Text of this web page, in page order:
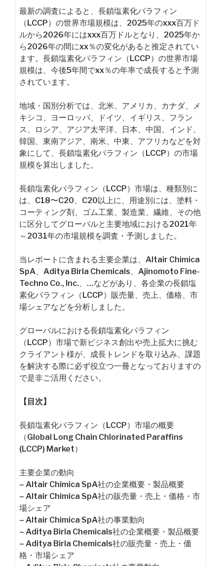
最新の調査によると、長鎖塩素化パラフィン
（LCCP）の世界市場規模は、2025年のxxx百万ド
ルから2026年にはxxx百万ドルとなり、2025年か
ら2026年の間にxx％の変化があると推定されてい
ます。長鎖塩素化パラフィン（LCCP）の世界市場
規模は、今後5年間でxx％の年率で成長すると予測
されています。
地域・国別分析では、北米、アメリカ、カナダ、メ
キシコ、ヨーロッパ、ドイツ、イギリス、フラン
ス、ロシア、アジア太平洋、日本、中国、インド、
韓国、東南アジア、南米、中東、アフリカなどを対
象にして、長鎖塩素化パラフィン（LCCP）の市場
規模を算出しました。
長鎖塩素化パラフィン（LCCP）市場は、種類別に
は、C18〜C20、C20以上に、用途別には、塗料・
コーティング剤、ゴム工業、製造業、繊維、その他
に区分してグローバルと主要地域における2021年
～2031年の市場規模を調査・予測しました。
当レポートに含まれる主要企業は、Altair Chimica
SpA、Aditya Birla Chemicals、Ajinomoto Fine-
Techno Co., Inc.、…などがあり、各企業の長鎖塩
素化パラフィン（LCCP）販売量、売上、価格、市
場シェアなどを分析しました。
グローバルにおける長鎖塩素化パラフィン
（LCCP）市場で新ビジネス創出や売上拡大に挑む
クライアント様が、成長トレンドを取り込み、課題
を解決する際に必ず役立つ一冊となっておりますの
で是非ご活用ください。
【目次】
長鎖塩素化パラフィン（LCCP）市場の概要
（Global Long Chain Chlorinated Paraffins
(LCCP) Market）
主要企業の動向
– Altair Chimica SpA社の企業概要・製品概要
– Altair Chimica SpA社の販売量・売上・価格・市
場シェア
– Altair Chimica SpA社の事業動向
– Aditya Birla Chemicals社の企業概要・製品概要
– Aditya Birla Chemicals社の販売量・売上・価
格・市場シェア